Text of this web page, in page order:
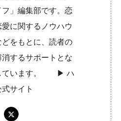
フ」編集部です。恋
に関するノウハウ
をもとに、読者の
するサポートとな
しています。 ▶︎ハ
サイト